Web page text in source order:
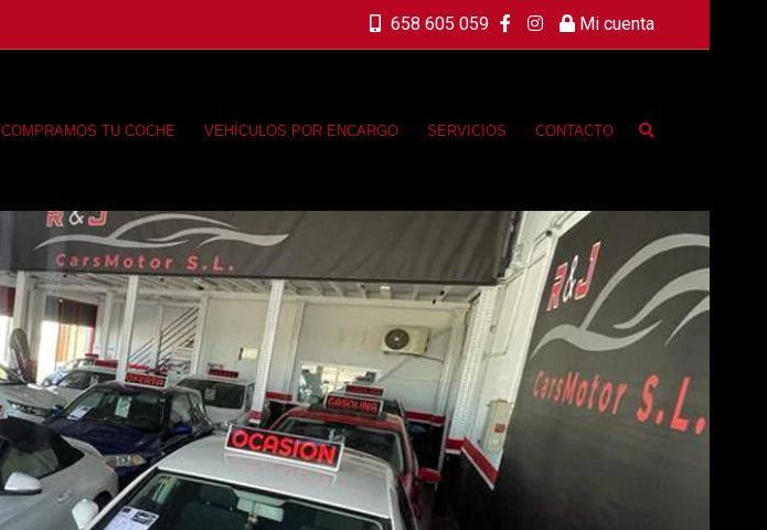
658 605 059 Mi cuenta
COMPRAMOS TU COCHE VEHÍCULOS POR ENCARGO SERVICIOS CONTACTO